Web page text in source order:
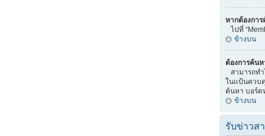
หากต้องกา
ไปที่
ข้างบน
ต้องการค้น
สามารถทำ
ในแป้นควบ
ค้นหา บอร์ด
ข้างบน
รับข่าวส